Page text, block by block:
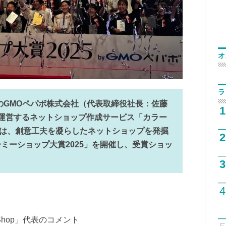
ペパボ株式会社（代表取締役社長：佐藤
営するネットショップ作成サービス「カラー
、創意工夫を凝らしたネットショップを発掘
ーショップ大賞2025」を開催し、受賞ショッ
」代表のコメント
1
2
3
4